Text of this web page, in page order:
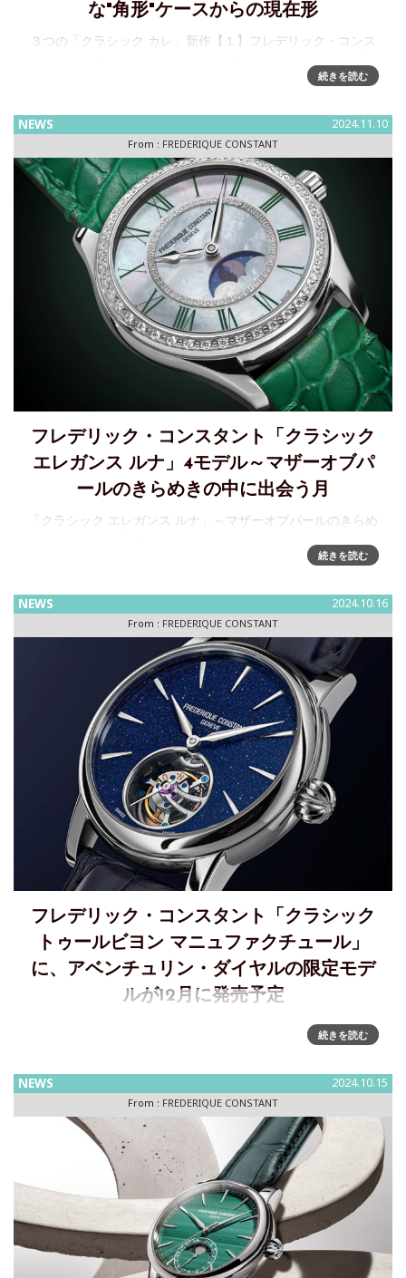
な"角形"ケースからの現在形
３つの「クラシック カレ」新作【１】フレデリック・コンス
本限定〉」2 モデル登場クラシックな“角型”ケースにフレデリ
続きを読む
NEWS 2024.11.10
From : FREDERIQUE CONSTANT
フレデリック・コンスタント「クラシック
エレガンス ルナ」4モデル～マザーオブパ
ールのきらめきの中に出会う月
「クラシック エレガンス ルナ」～マザーオブパールのきらめ
コレクションから、新たにClassics Elegance Luna （クラシ
続きを読む
NEWS 2024.10.16
From : FREDERIQUE CONSTANT
フレデリック・コンスタント「クラシック
トゥールビヨン マニュファクチュール」
に、アベンチュリン・ダイヤルの限定モデ
ルが12月に発売予定
「クラシック トゥールビヨン マニュファクチュール」アベン
チュリン文字盤の数量限定モデルが12月に発売予定自社開発
続きを読む
NEWS 2024.10.15
From : FREDERIQUE CONSTANT